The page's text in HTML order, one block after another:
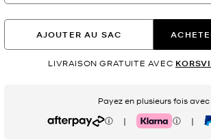
AJOUTER AU SAC
LIVRAISON GRATUITE AVEC
Payez en plusieurs fois avec
Afterpay | Klarna |